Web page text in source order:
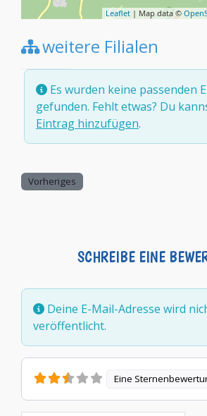
Leaflet | Map data ©
weitere Filialen
Es wurden keine passenden
gefunden. Fehlt etwas? Du
Eintrag hinzufügen.
Vorheriges
SCHREIBE EINE
Deine E-Mail-Adresse wird
veröffentlicht.
Eine